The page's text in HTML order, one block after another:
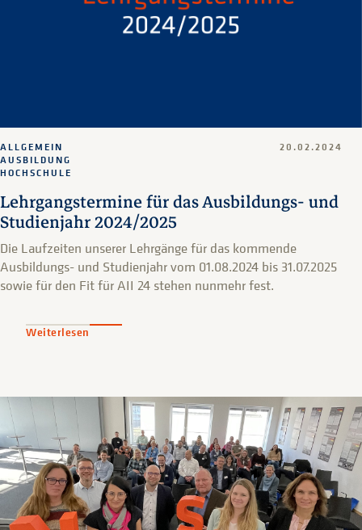
Lehrgangstermine für das Ausbildungs- und
Studienjahr 2024/2025
ALLGEMEIN
AUSBILDUNG
HOCHSCHULE
20.02.2024
Die Laufzeiten unserer Lehrgänge für das kommende
Ausbildungs- und Studienjahr vom 01.08.2024 bis 31.07.2025
sowie für den Fit für AII 24 stehen nunmehr fest.
Weiterlesen